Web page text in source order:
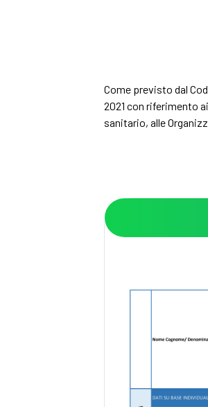
Come previsto dal
2021 con riferimento
sanitario, alle